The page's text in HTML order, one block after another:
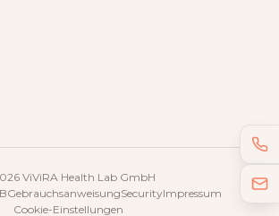
ViViRA Health Lab GmbH
GebrauchsanweisungSecurityImpressum
Cookie-Einstellungen